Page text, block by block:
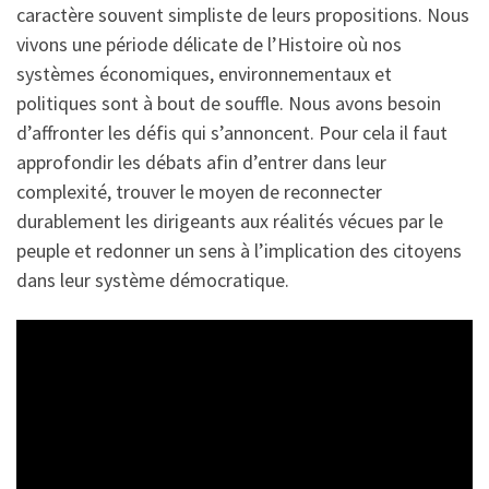
caractère souvent simpliste de leurs propositions. Nous
vivons une période délicate de l’Histoire où nos
systèmes économiques, environnementaux et
politiques sont à bout de souffle. Nous avons besoin
d’affronter les défis qui s’annoncent. Pour cela il faut
approfondir les débats afin d’entrer dans leur
complexité, trouver le moyen de reconnecter
durablement les dirigeants aux réalités vécues par le
peuple et redonner un sens à l’implication des citoyens
dans leur système démocratique.